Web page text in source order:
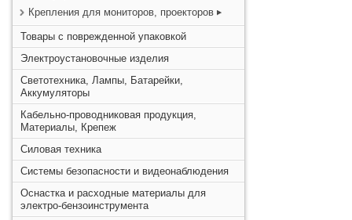
Крепления для мониторов, проекторов
Товары с поврежденной упаковкой
Электроустановочные изделия
Светотехника, Лампы, Батарейки,
Аккумуляторы
Кабельно-проводниковая продукция,
Материалы, Крепеж
Силовая техника
Системы безопасности и видеонаблюдения
Оснастка и расходные материалы для
электро-бензоинструмента